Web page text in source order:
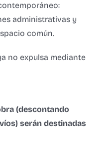
administrativas y
común.
no expulsa mediante
(descontando
serán destinadas